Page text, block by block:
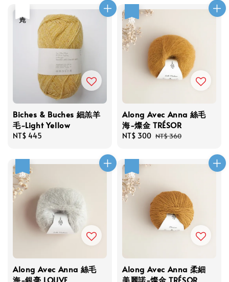
Biches & Buches 細羔羊
毛-Light Yellow
Regular
NT$ 445
Along Avec Anna 絲毛
海-燦金 TRÉSOR
Sale
NT$ 300 Regular
NT$ 360
Along Avec Anna 絲毛
海-銀毫 LOUVE
Along Avec Anna 柔細
美麗諾-燦金 TRÉSOR